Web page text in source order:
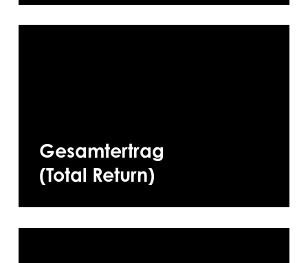
Gesamtertrag
(Total Return)